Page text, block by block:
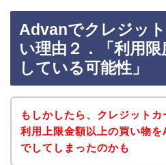
Advanでクレジッ
い理由２．「利用
している可能性」
もしかしたら、クレジットカ
利用上限金額以上の買い物
でしてしまったのかも